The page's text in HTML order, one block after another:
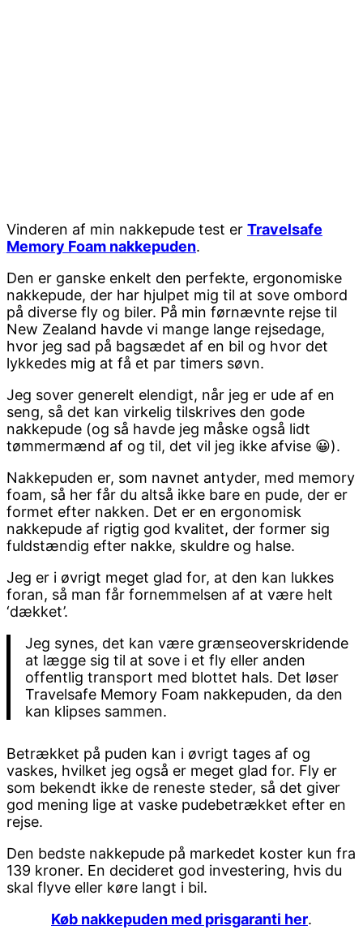
Vinderen af min nakkepude test er Travelsafe
Memory Foam nakkepuden.
Den er ganske enkelt den perfekte, ergonomiske
nakkepude, der har hjulpet mig til at sove ombord
på diverse fly og biler. På min førnævnte rejse til
New Zealand havde vi mange lange rejsedage,
hvor jeg sad på bagsædet af en bil og hvor det
lykkedes mig at få et par timers søvn.
Jeg sover generelt elendigt, når jeg er ude af en
seng, så det kan virkelig tilskrives den gode
nakkepude (og så havde jeg måske også lidt
tømmermænd af og til, det vil jeg ikke afvise 😀).
Nakkepuden er, som navnet antyder, med memory
foam, så her får du altså ikke bare en pude, der er
formet efter nakken. Det er en ergonomisk
nakkepude af rigtig god kvalitet, der former sig
fuldstændig efter nakke, skuldre og halse.
Jeg er i øvrigt meget glad for, at den kan lukkes
foran, så man får fornemmelsen af at være helt
‘dækket’.
Jeg synes, det kan være grænseoverskridende
at lægge sig til at sove i et fly eller anden
offentlig transport med blottet hals. Det løser
Travelsafe Memory Foam nakkepuden, da den
kan klipses sammen.
Betrækket på puden kan i øvrigt tages af og
vaskes, hvilket jeg også er meget glad for. Fly er
som bekendt ikke de reneste steder, så det giver
god mening lige at vaske pudebetrækket efter en
rejse.
Den bedste nakkepude på markedet koster kun fra
139 kroner. En decideret god investering, hvis du
skal flyve eller køre langt i bil.
Køb nakkepuden med prisgaranti her.